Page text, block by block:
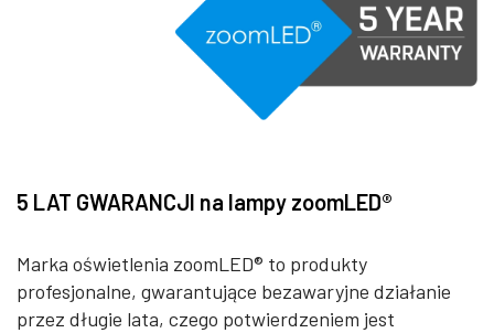
5 LAT GWARANCJI na lampy zoomLED®
Marka oświetlenia zoomLED® to produkty
profesjonalne, gwarantujące bezawaryjne działanie
przez długie lata, czego potwierdzeniem jest